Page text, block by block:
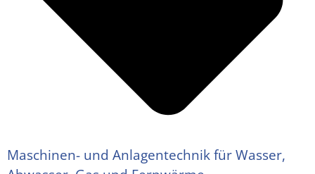
Maschinen- und Anlagentechnik für Wasser,